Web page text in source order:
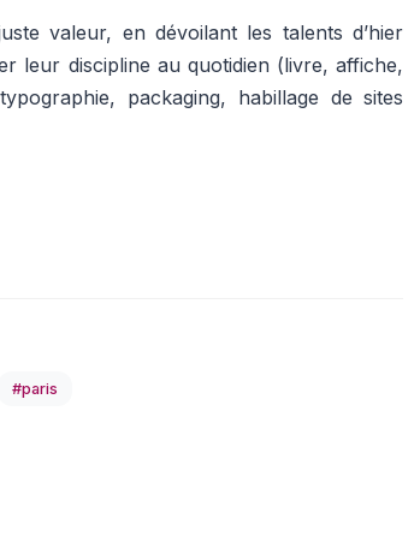
valeur, en dévoilant les talents d’hier
leur discipline au quotidien (livre, affiche,
packaging, habillage de sites
#paris